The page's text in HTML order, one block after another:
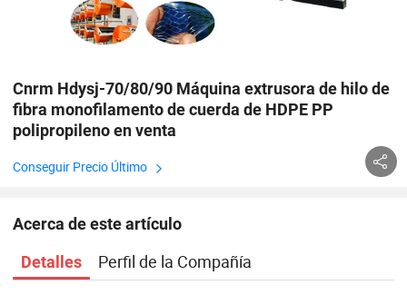
Cnrm Hdysj-70/80/90 Máquina extrusora de hilo de
fibra monofilamento de cuerda de HDPE PP
polipropileno en venta
Conseguir Precio Último
Acerca de este artículo
Detalles Perfil de la Compañía